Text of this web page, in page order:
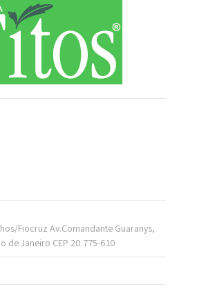
Fiocruz Av.Comandante Guaranys,
de Janeiro CEP 20.775-610